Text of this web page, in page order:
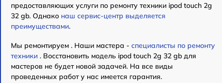
предоставляющих услуги по ремонту техники ipod touch 2g
32 gb. Однако наш сервис-центр выделяется
преимуществами.
Мы ремонтируем . Наши мастера - специалисты по ремонту
техники . Восстановить модель ipod touch 2g 32 gb для
мастеров не будет новой задачей. На все виды
проведенных работ у нас имеется гарантия.